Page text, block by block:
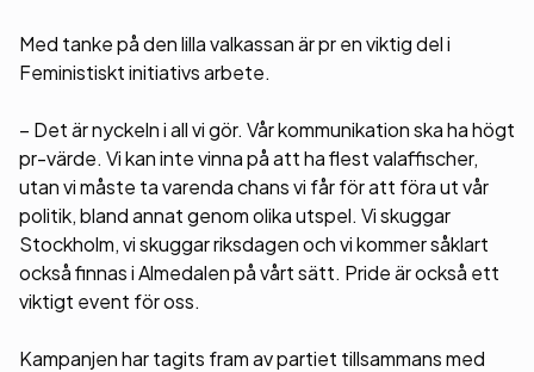
Med tanke på den lilla valkassan är pr en viktig del i
Feministiskt initiativs arbete.
– Det är nyckeln i all vi gör. Vår kommunikation ska ha högt
pr-värde. Vi kan inte vinna på att ha flest valaffischer,
utan vi måste ta varenda chans vi får för att föra ut vår
politik, bland annat genom olika utspel. Vi skuggar
Stockholm, vi skuggar riksdagen och vi kommer såklart
också finnas i Almedalen på vårt sätt. Pride är också ett
viktigt event för oss.
Kampanjen har tagits fram av partiet tillsammans med